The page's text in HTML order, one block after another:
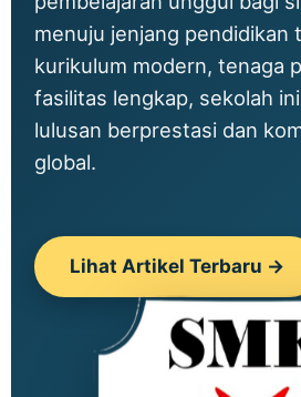
menuju jenjang pendidikan
kurikulum modern, tenaga
fasilitas lengkap, sekolah
lulusan berprestasi dan
global.
Lihat Artikel Terbaru →